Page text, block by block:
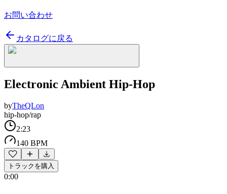
お問い合わせ
カタログに戻る
Electronic Ambient Hip-Hop
byTheQLon
hip-hop/rap
2:23
140 BPM
トラックを購入
0:00